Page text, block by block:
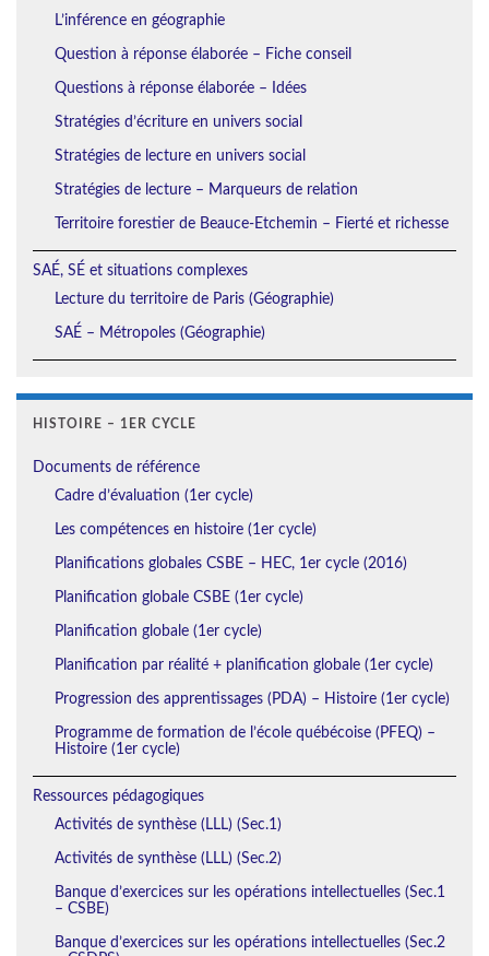
L’inférence en géographie
Question à réponse élaborée – Fiche conseil
Questions à réponse élaborée – Idées
Stratégies d’écriture en univers social
Stratégies de lecture en univers social
Stratégies de lecture – Marqueurs de relation
Territoire forestier de Beauce-Etchemin – Fierté et richesse
SAÉ, SÉ et situations complexes
Lecture du territoire de Paris (Géographie)
SAÉ – Métropoles (Géographie)
HISTOIRE – 1ER CYCLE
Documents de référence
Cadre d’évaluation (1er cycle)
Les compétences en histoire (1er cycle)
Planifications globales CSBE – HEC, 1er cycle (2016)
Planification globale CSBE (1er cycle)
Planification globale (1er cycle)
Planification par réalité + planification globale (1er cycle)
Progression des apprentissages (PDA) – Histoire (1er cycle)
Programme de formation de l’école québécoise (PFEQ) –
Histoire (1er cycle)
Ressources pédagogiques
Activités de synthèse (LLL) (Sec.1)
Activités de synthèse (LLL) (Sec.2)
Banque d’exercices sur les opérations intellectuelles (Sec.1
– CSBE)
Banque d’exercices sur les opérations intellectuelles (Sec.2